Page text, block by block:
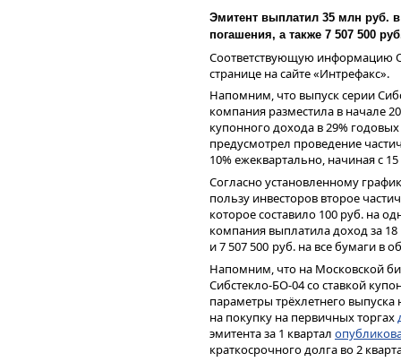
таре, например, 0,33,
Как следствие, наши
ассортиментную
понадобится больше
удовлетворить спрос со
стеклянную упаковку,
— «Сибстекло» — это
единственное в стране,
стеклотары, –
двойной вклад в
облегченной бутылки —
производство. Кроме
оборот стеклоотходов,
будет захораниваться на
Напомним, в настоящее время в
стеклотары применяют до 45%
коричневой — до 65%. На
технологический комплекс по
132 тыс. тонн вторсырья в год.
203 тыс. тонн стеклоотходов в
Как сообщил губернатор, в этом
формирование инфраструктуры
специальных контейнеров,
отходами, будет доведено до 4
готовность оказывать
создать более широкую
Эмитент выплатил 35 млн руб.
погашения, а также 7 507 500
Соответствующую информацию
странице на сайте «Интрефакс».
Напомним, что выпуск серии
компания разместила в начале
купонного дохода в 29%
предусмотрел проведение
10% ежеквартально, начиная с
Согласно установленному
пользу инвесторов второе
которое составило 100 руб. на
компания выплатила доход за
и 7 507 500 руб. на все бумаги в
Напомним, что на Московской
Сибстекло-БО-04 со ставкой
параметры трёхлетнего
на покупку на первичных торгах
эмитента за 1 квартал
краткосрочного долга во 2